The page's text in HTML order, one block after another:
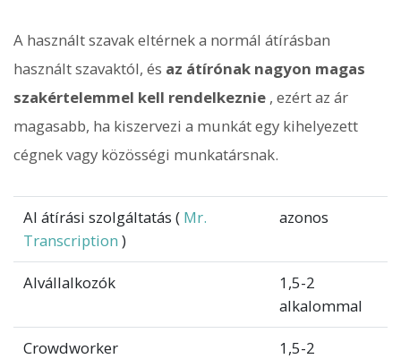
A használt szavak eltérnek a normál átírásban
használt szavaktól, és az átírónak nagyon magas
szakértelemmel kell rendelkeznie , ezért az ár
magasabb, ha kiszervezi a munkát egy kihelyezett
cégnek vagy közösségi munkatársnak.
AI átírási szolgáltatás ( Mr.
Transcription )
azonos
Alvállalkozók
1,5-2
alkalommal
Crowdworker
1,5-2